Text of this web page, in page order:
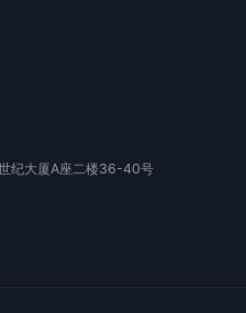
纪大厦A座二楼36-40号